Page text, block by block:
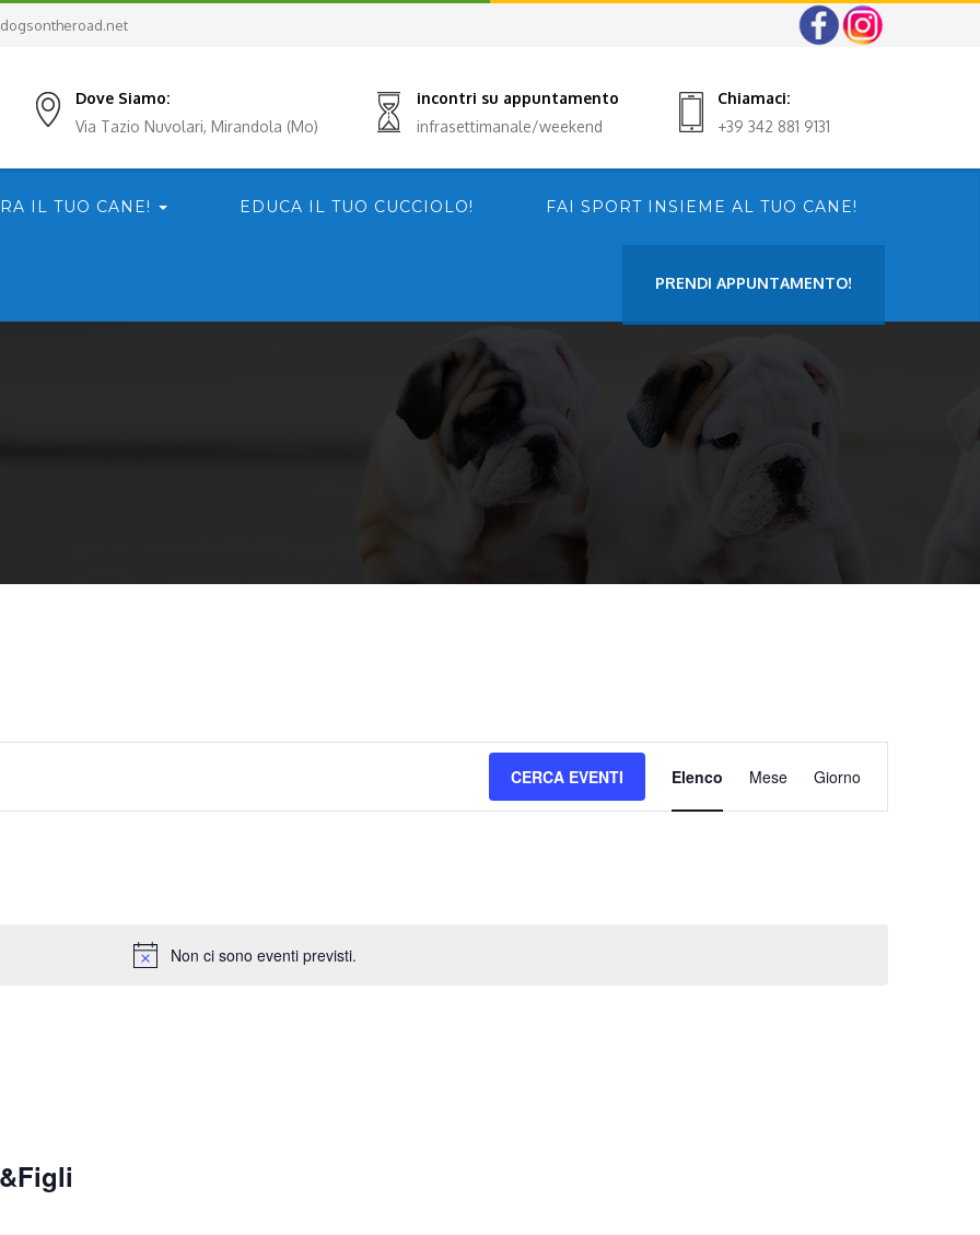
Dove Siamo:
Via Tazio Nuvolari, Mirandola (Mo)
incontri su appuntamento
infrasettimanale/weekend
Chiamaci:
+39 342 881 9131
IL TUO CANE! EDUCA IL TUO CUCCIOLO! FAI SPORT INSIEME AL TUO CANE!
PRENDI APPUNTAMENTO!
Non ci sono eventi previsti.
CERCA EVENTI
Viste
Navigazione
Elenco Mese Giorno